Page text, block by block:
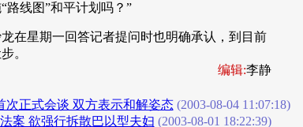
路线图”和平计划吗？”
星期一回答记者提问时也明确承认，到目前
。
编辑:李静
次正式会谈 双方表示和解姿态(2003-08-04 11:07:18)
案 欲强行拆散巴以型夫妇 (2003-08-01 18:22:39)